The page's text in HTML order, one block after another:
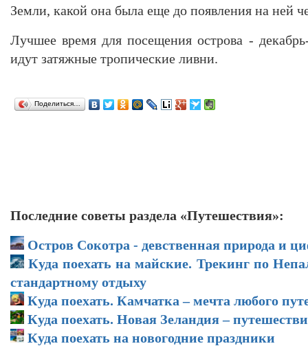
Земли, какой она была еще до появления на ней
Лучшее время для посещения острова -
идут затяжные тропические ливни.
Поделиться…
Последние советы раздела «Путешествия»:
Остров Сокотра - девственная природа и
Куда поехать на майские. Трекинг по
стандартному отдыху
Куда поехать. Камчатка – мечта любого
Куда поехать. Новая Зеландия –
Куда поехать на новогодние праздники